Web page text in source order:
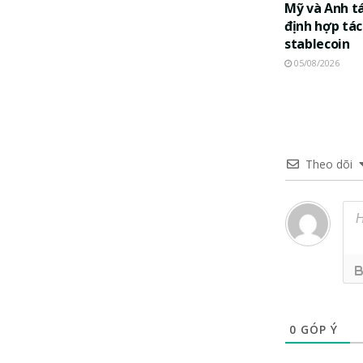
Mỹ và Anh
định hợp
stablecoin
05/08/2026
Theo dõi
0 GÓP Ý